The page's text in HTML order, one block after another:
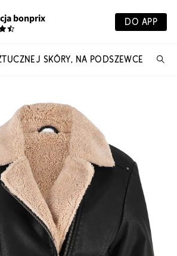
bonprix DO APP
SKÓRY, NA PODSZEWCE